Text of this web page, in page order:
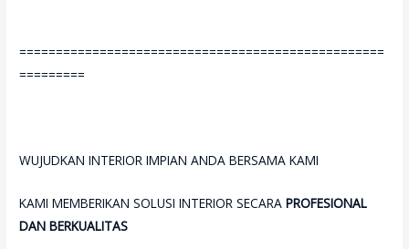
==================================================
=========
WUJUDKAN INTERIOR IMPIAN ANDA BERSAMA KAMI
KAMI MEMBERIKAN SOLUSI INTERIOR SECARAPROFESIONAL
DAN BERKUALITAS